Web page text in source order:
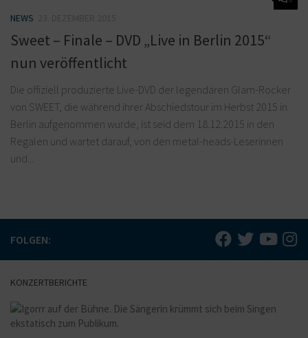
NEWS
Sweet – Finale – DVD „Live in Berlin 2015“
nun veröffentlicht
Die offiziell produzierte Live-DVD der legendären Glam-Rocker
von SWEET, die während ihrer Abschiedstour im Herbst 2015 in
Berlin aufgenommen wurde, ist seid dem 18.12.2015 in den
Regalen und wartet darauf, von den metal-heads-Leserinnen
und...
FOLGEN:
KONZERTBERICHTE